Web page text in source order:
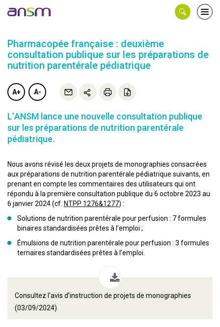
Pharmacopée française : deuxième
consultation publique sur les préparations de
nutrition parentérale pédiatrique
A+ A-
L’ANSM lance une nouvelle consultation publique
sur les préparations de nutrition parentérale
pédiatrique.
Nous avons révisé les deux projets de monographies consacrées
aux préparations de nutrition parentérale pédiatrique suivants, en
prenant en compte les commentaires des utilisateurs qui ont
répondu à la première consultation publique du 6 octobre 2023 au
6 janvier 2024 (cf. NTPP 1276&1277) :
Solutions de nutrition parentérale pour perfusion : 7 formules
binaires standardisées prêtes à l’emploi ;
Émulsions de nutrition parentérale pour perfusion : 3 formules
ternaires standardisées prêtes à l’emploi.
Consultez l'avis d’instruction de projets de monographies
(03/09/2024)